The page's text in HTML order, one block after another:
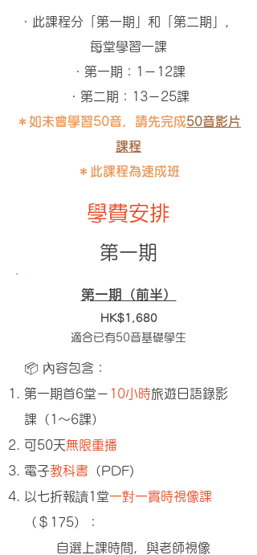
・ 此課程​分「第一期」和「第二期」，
每堂學習一課
・ 第一期：1－12課
・ 第二期：13－25課
＊如未曾學習50音，請先完成50音影片
課程
＊此課程為速成班
學費安排
第一期
​第一期（前半）
HK$1,680
適合已有50音基礎學生
📦 內容包含：
第一期首6堂－ 10小時旅遊日語錄影
課（1～6課）
可50天無限重播
​​電子教科書 （PDF)
以七折報讀1堂一對一實時視像課
（＄175）：
自選上課時間，與老師視像